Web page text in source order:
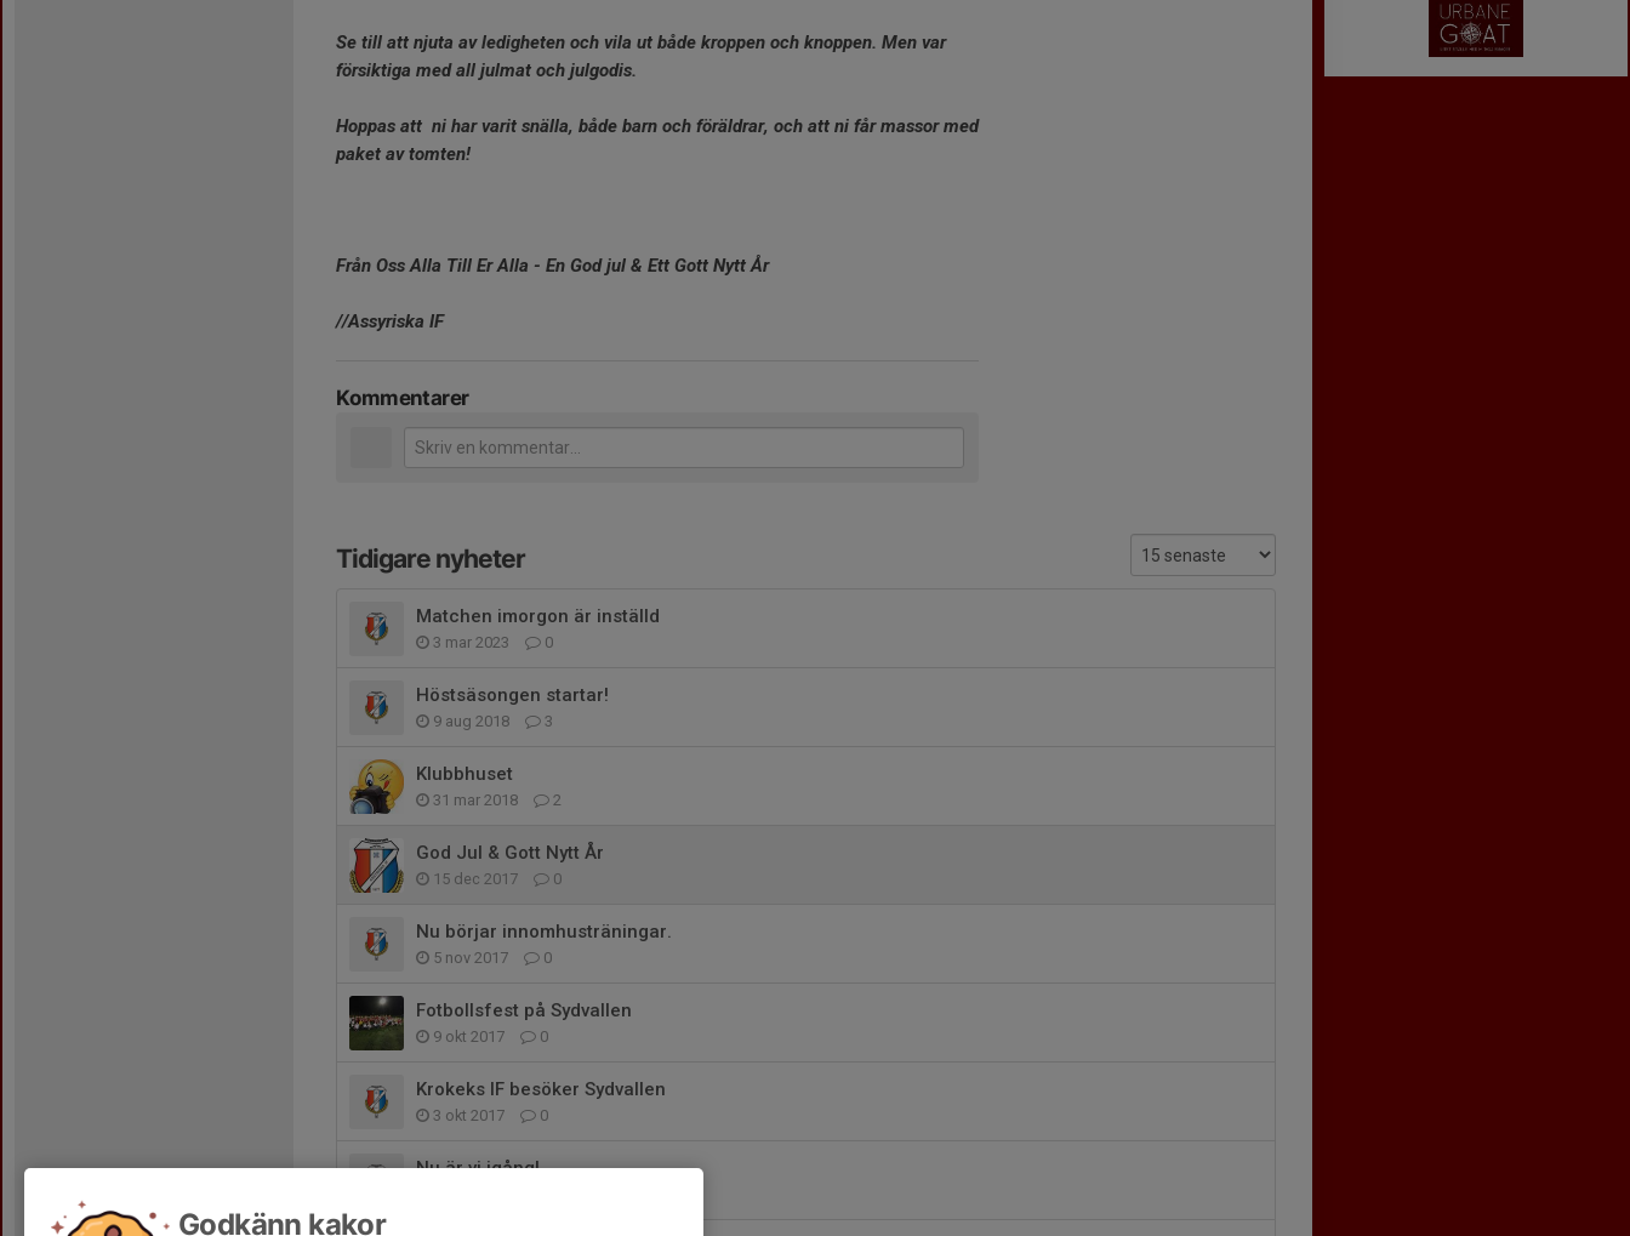
Se till att njuta av ledigheten och vila ut både kroppen och knoppen. Men var
försiktiga med all julmat och julgodis.
Hoppas att ni har varit snälla, både barn och föräldrar, och att ni får massor med
paket av tomten!
Från Oss Alla Till Er Alla - En God jul & Ett Gott Nytt År
//Assyriska IF
Kommentarer
Tidigare nyheter
Matchen imorgon är inställd
3 mar 2023 0
Höstsäsongen startar!
9 aug 2018 3
Klubbhuset
31 mar 2018 2
God Jul & Gott Nytt År
15 dec 2017 0
Nu börjar innomhusträningar.
5 nov 2017 0
Fotbollsfest på Sydvallen
9 okt 2017 0
Krokeks IF besöker Sydvallen
3 okt 2017 0
Nu är vi igång!
Godkänn kakor